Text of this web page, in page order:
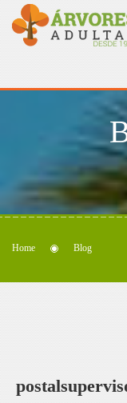
Home Blog